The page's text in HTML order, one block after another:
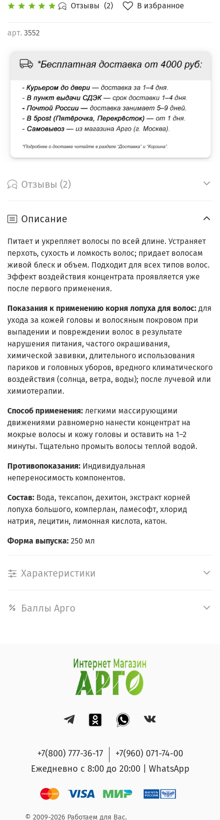
Отзывы (2) В избранное
арт. 3552
Отзывы (2)
Описание
Питает и укрепляет волосы по всей длине. Устраняет
перхоть, сухость и ломкость волос; придает волосам
живой блеск и объем. Подходит для всех типов волос.
Эффект воздействия концентрата проявляется уже
после первого применения.
Показания к применению корня лопуха для волос: для
ухода за кожей головы и волосяным покровом при
выпадении и повреждении волос в результате
нарушения питания, частого окрашивания,
химической завивки, длительного использования
париков и головных уборов, вредного климатического
воздействия (солнца, ветра, воды); после лучевой или
химиотерапии.
Способ применения: легкими массирующими
движениями равномерно нанести концентрат на
мокрые волосы и кожу головы и оставить на 1–2
минуты. Тщательно промыть волосы теплой водой.
Противопоказания: Индивидуальная
непереносимость компонентов.
Состав: Вода, тексапон, дехитон, экстракт корней
лопуха большого, комперлан, ламесофт, хлорид
натрия, лецитин, лимонная кислота, катон.
Форма выпуска: 250 мл
Характеристики
Баллы Арго
+7(800) 777-36-17
+7(960) 071-74-00
Ежедневно с 8:00 до 20:00 | WhatsApp
© 2009-2026 Работаем для Вас.